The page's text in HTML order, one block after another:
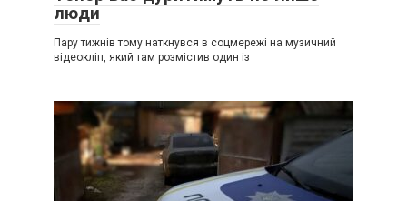
люди
Пару тижнів тому наткнувся в соцмережі на музичний
відеокліп, який там розмістив один із